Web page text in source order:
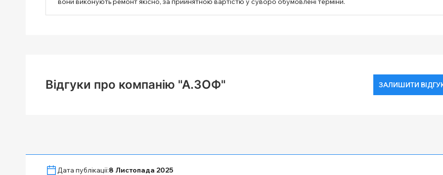
Відгуки про компанію "А.ЗОФ" ЗАЛИШИТИ
Дата публікації:8 Листопада 2025